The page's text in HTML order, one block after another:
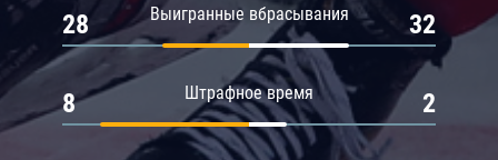
Выигранные вбрасывания
28 32
Штрафное время
8 2